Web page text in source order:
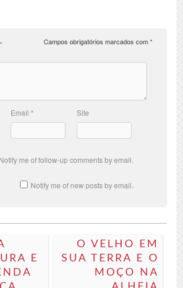
Campos obrigatórios marcados com*
Email * Site
Notify me of follow-up comments by email.
Notify me of new posts by email.
E
O VELHO EM
SUA TERRA E O
MOÇO NA